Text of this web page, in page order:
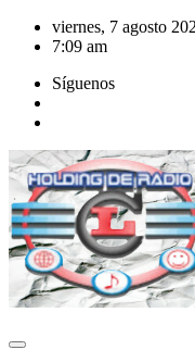
Saltar
viernes, 7 agosto
7:09 am
Síguenos